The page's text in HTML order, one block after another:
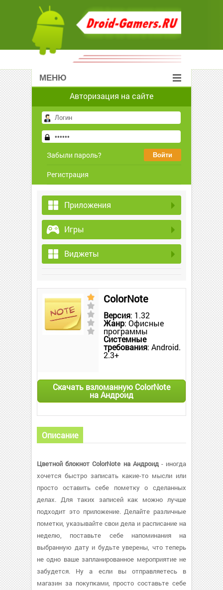
МЕНЮ
Авторизация на сайте
Забыли пароль?
Регистрация
Приложения
Игры
Виджеты
ColorNote
Версия: 1.32
Жанр: Офисные
программы
Системные
требования: Android.
2.3+
Скачать взломанную ColorNote
на Андроид
Описание
Цветной блокнот ColorNote на Андроид- иногда
хочется быстро записать какие-то мысли или
просто оставить себе пометку о сделанных
делах. Для таких записей как можно лучше
подходит это приложение. Делайте различные
пометки, указывайте свои дела и расписание на
неделю, поставьте себе напоминания на
выбранную дату и будьте уверены, что теперь
не одно ваше запланированное мероприятие не
забудется. Ну а если вы отправляетесь в
магазин за покупками, просто составьте себе